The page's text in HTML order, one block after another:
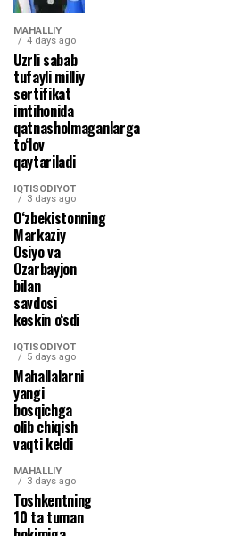
MAHALLIY
4 days ago
Uzrli sabab
tufayli milliy
sertifikat
imtihonida
qatnasholmaganlarga
to‘lov
qaytariladi
IQTISODIYOT
3 days ago
O‘zbekistonning
Markaziy
Osiyo va
Ozarbayjon
bilan
savdosi
keskin o‘sdi
IQTISODIYOT
5 days ago
Mahallalarni
yangi
bosqichga
olib chiqish
vaqti keldi
MAHALLIY
3 days ago
Toshkentning
10 ta tuman